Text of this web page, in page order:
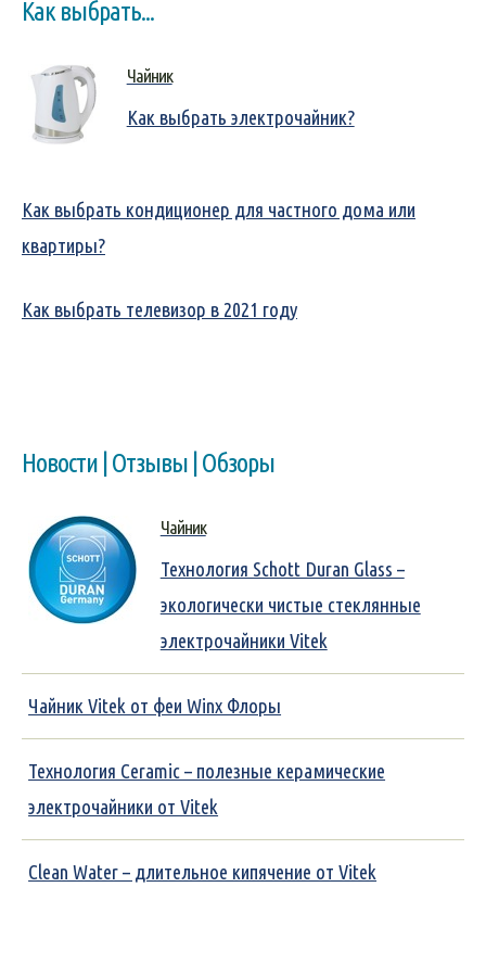
Как выбрать...
Чайник
Как выбрать электрочайник?
Как выбрать кондиционер для частного дома или
квартиры?
Как выбрать телевизор в 2021 году
Новости | Отзывы | Обзоры
Чайник
Технология Schott Duran Glass –
экологически чистые стеклянные
электрочайники Vitek
Чайник Vitek от феи Winx Флоры
Технология Ceramic – полезные керамические
электрочайники от Vitek
Clean Water – длительное кипячение от Vitek